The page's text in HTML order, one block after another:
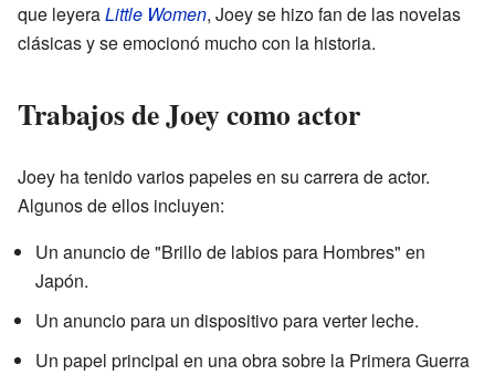
que leyeraLittle Women, Joey se hizo fan de las novelas
clásicas y se emocionó mucho con la historia.
Trabajos de Joey como actor
Joey ha tenido varios papeles en su carrera de actor.
Algunos de ellos incluyen:
Un anuncio de "Brillo de labios para Hombres" en
Japón.
Un anuncio para un dispositivo para verter leche.
Un papel principal en una obra sobre la Primera Guerra